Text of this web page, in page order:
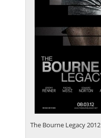
The Bourne Legacy 2012